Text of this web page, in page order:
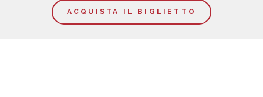
ACQUISTA IL BIGLIETTO